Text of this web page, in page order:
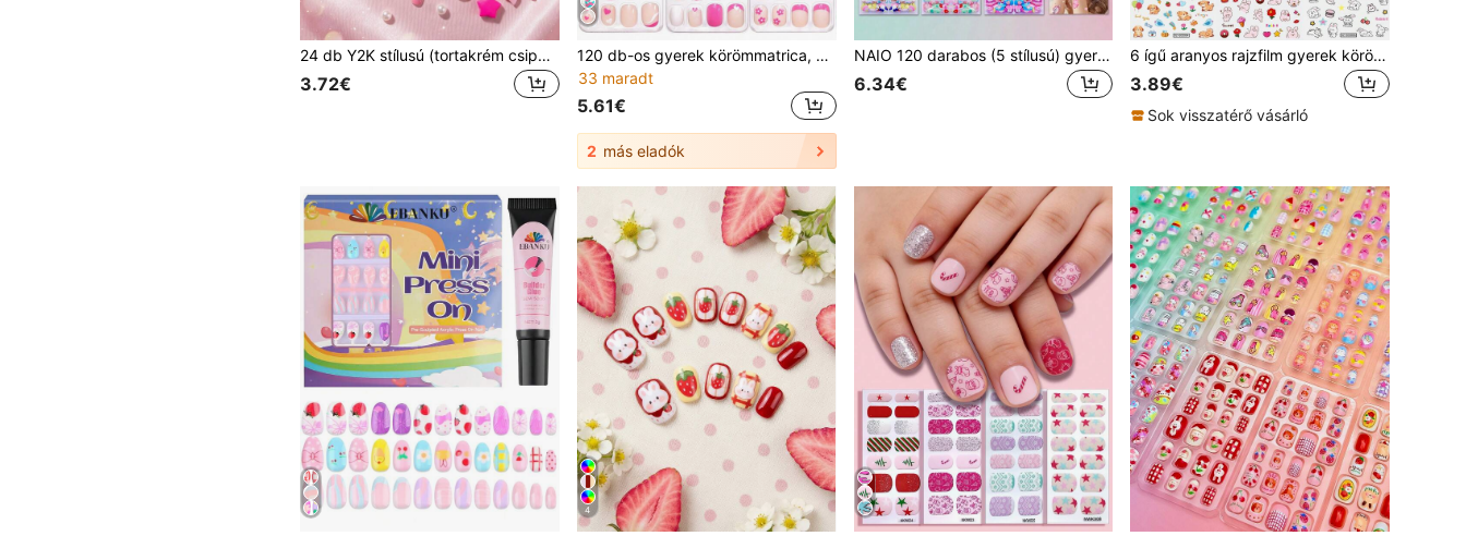
24 db Y2K stílusú (tortakrém csipke, masni, csillag) dopamin dizájn elemek gyereklányoknak való rövid ragasztós műköröm, aranyos előragasztott teljes lefedésű akril körömhegy szett, gyermeklányok körömdíszítésére
3.72€
120 db-os gyerek körömmatrica, 5 stílusú gyerek körömmatrica, 5 lapos rózsaszín és fekete szív alakú virágmintás aranyos dizájn körömmatricák, akril rövid ovális műköröm készlet
33 maradt
5.61€
2 más eladók
NAIO 120 darabos (5 stílusú) gyerek rátapasztosítható műköröm szett, akril anyagból, teljes lefedésű, aranyos rajzfilmes szivárványos szív mintás fényes rövid ovális műkörömök, 3 db ragasztószalaggal és 3 db körömreszelővel
6.34€
6 ígű aranyos rajzfilm gyerek körömlakkozó matrica, 3D önragadó körömmatrica kisciccával, kutyakölykkel, nyuszival, medvével, kutyával, csillag-, masni-, szív-, torta- és virágmintával, kawaii gyerek manikűr dekoráció, nyári nyaraló parti ajándék kislányoknak
3.89€
Sok visszatérő vásárló
4